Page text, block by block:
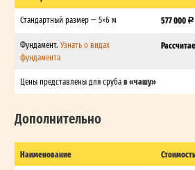
Стандартный размер — 5×6 м 577 000
Фундамент. Узнать о видах
фундамента
Цены представлены для срубав «чашу»
Дополнительно
Наименование Стоимость